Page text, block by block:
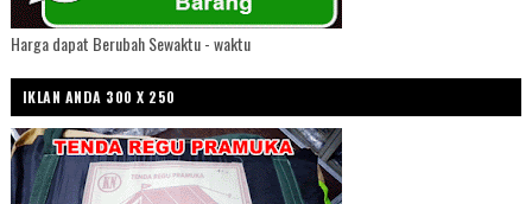
Harga dapat Berubah Sewaktu - waktu
IKLAN ANDA 300 X 250